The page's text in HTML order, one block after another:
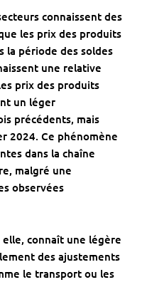
connaissent des
les prix des produits
la période des soldes
une relative
prix des produits
un léger
précédents, mais
2024. Ce phénomène
dans la chaîne
malgré une
observées
elle, connaît une légère
des ajustements
le transport ou les